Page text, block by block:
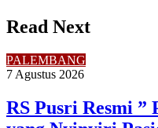
Read Next
PALEMBANG
7 Agustus 2026
RS Pusri Resmi ”